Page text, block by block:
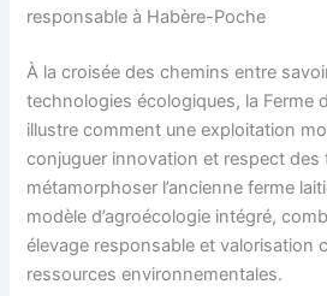
responsable à Habère-Poche
À la croisée des chemins entre
technologies écologiques, la Ferme
illustre comment une exploitation
conjuguer innovation et respect des
métamorphoser l’ancienne ferme
modèle d’agroécologie intégré,
élevage responsable et valorisation
ressources environnementales.